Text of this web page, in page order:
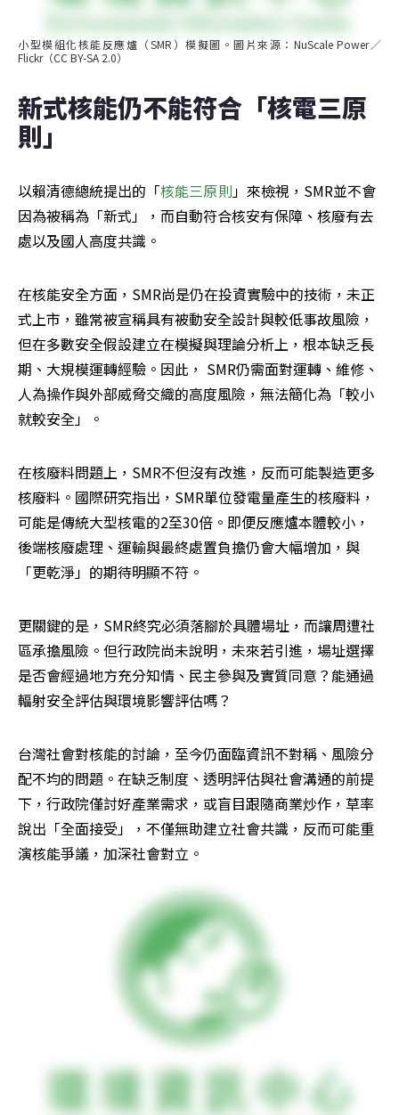
小型模組化核能反應爐（SMR）模擬圖。圖片來源：NuScale Power／
Flickr（CC BY-SA 2.0）
新式核能仍不能符合「核電三原
則」
以賴清德總統提出的「核能三原則」來檢視，SMR並不會
因為被稱為「新式」，而自動符合核安有保障、核廢有去
處以及國人高度共識。
在核能安全方面，SMR尚是仍在投資實驗中的技術，未正
式上市，雖常被宣稱具有被動安全設計與較低事故風險，
但在多數安全假設建立在模擬與理論分析上，根本缺乏長
期、大規模運轉經驗。因此， SMR仍需面對運轉、維修、
人為操作與外部威脅交織的高度風險，無法簡化為「較小
就較安全」。
在核廢料問題上，SMR不但沒有改進，反而可能製造更多
核廢料。國際研究指出，SMR單位發電量產生的核廢料，
可能是傳統大型核電的2至30倍。即便反應爐本體較小，
後端核廢處理、運輸與最終處置負擔仍會大幅增加，與
「更乾淨」的期待明顯不符。
更關鍵的是，SMR終究必須落腳於具體場址，而讓周遭社
區承擔風險。但行政院尚未說明，未來若引進，場址選擇
是否會經過地方充分知情、民主參與及實質同意？能通過
輻射安全評估與環境影響評估嗎？
台灣社會對核能的討論，至今仍面臨資訊不對稱、風險分
配不均的問題。在缺乏制度、透明評估與社會溝通的前提
下，行政院僅討好產業需求，或盲目跟隨商業炒作，草率
說出「全面接受」，不僅無助建立社會共識，反而可能重
演核能爭議，加深社會對立。